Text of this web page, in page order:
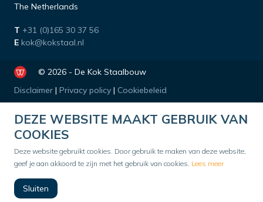
The Netherlands
T +31 (0)165 30 37 56
E kok@kokstaal.nl
© 2026 - De Kok Staalbouw
Disclaimer | Privacy policy | Cookiebeleid
DEZE WEBSITE MAAKT GEBRUIK VAN
COOKIES
Deze website gebruikt cookies. Door gebruik te maken van deze website,
geef je aan akkoord te zijn met het gebruik van cookies. Lees meer
Sluiten